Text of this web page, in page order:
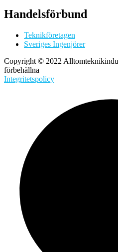
Handelsförbund
Teknikföretagen
Sveriges Ingenjörer
Copyright © 2022
förbehållna
Integritetspolicy